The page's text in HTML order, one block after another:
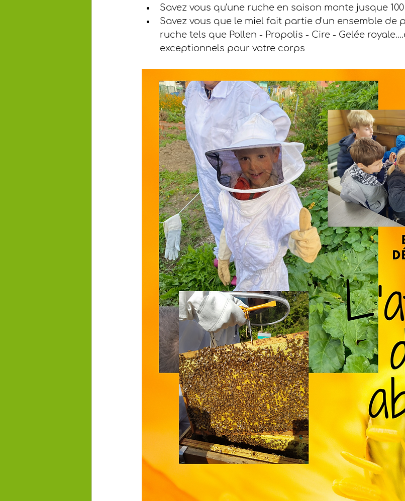
Savez vous qu'une ruche en saison monte jusque
Savez vous que le miel fait partie d'un ensemble de
ruche tels que Pollen - Propolis - Cire - Gelée
exceptionnels pour votre corps